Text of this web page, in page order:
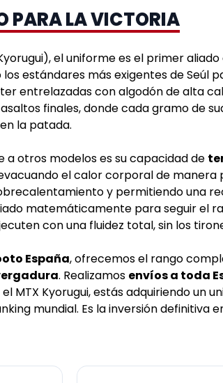
PARA LA VICTORIA
el uniforme es el primer
estándares más exigentes de
entrelazadas con algodón de alta
finales, donde cada gramo de
la patada.
a otros modelos es su capacidad de
el calor corporal de
y permitiendo una
matemáticamente para seguir el
con una fluidez total, sin los
España, ofrecemos el rango
. Realizamos envíos a toda
MTX Kyorugui, estás adquiriendo un
mundial. Es la inversión